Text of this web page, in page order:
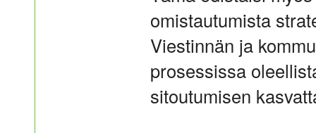
omistautumista
Viestinnän ja
prosessissa
sitoutumisen